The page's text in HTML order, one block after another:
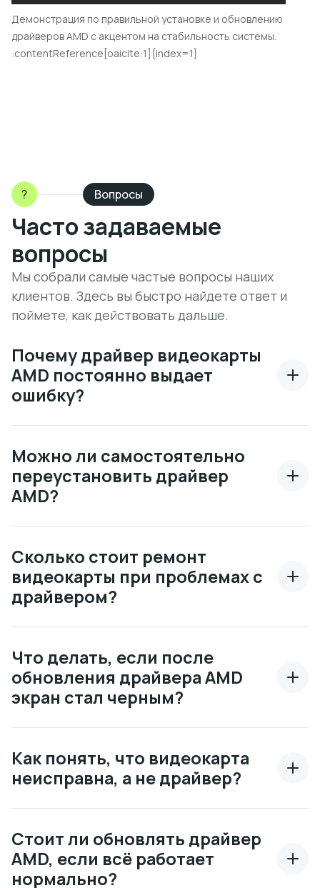
Демонстрация по правильной установке и обновлению
драйверов AMD с акцентом на стабильность системы.
:contentReference[oaicite:1]{index=1}
? Вопросы
Часто задаваемые
вопросы
Мы собрали самые частые вопросы наших
клиентов. Здесь вы быстро найдете ответ и
поймете, как действовать дальше.
Почему драйвер видеокарты
AMD постоянно выдает
ошибку?
Можно ли самостоятельно
переустановить драйвер
AMD?
Сколько стоит ремонт
видеокарты при проблемах с
драйвером?
Что делать, если после
обновления драйвера AMD
экран стал черным?
Как понять, что видеокарта
неисправна, а не драйвер?
Стоит ли обновлять драйвер
AMD, если всё работает
нормально?